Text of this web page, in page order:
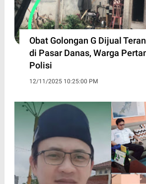
Obat Golongan G Dijual
di Pasar Danas, Warga
Polisi
12/11/2025 10:25:00 PM